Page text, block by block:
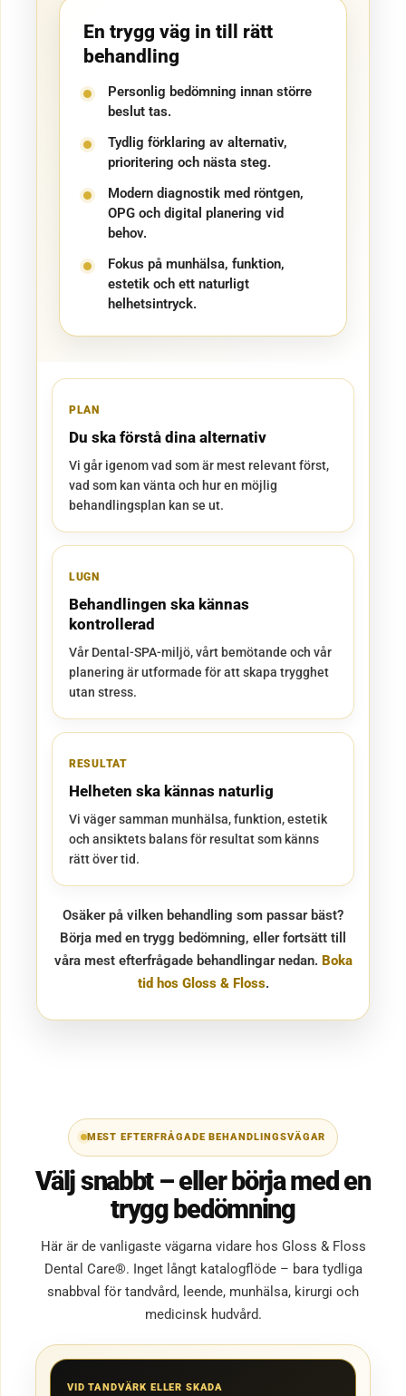
En trygg väg in till rätt
behandling
Personlig bedömning innan större
beslut tas.
Tydlig förklaring av alternativ,
prioritering och nästa steg.
Modern diagnostik med röntgen,
OPG och digital planering vid
behov.
Fokus på munhälsa, funktion,
estetik och ett naturligt
helhetsintryck.
PLAN
Du ska förstå dina alternativ
Vi går igenom vad som är mest relevant först,
vad som kan vänta och hur en möjlig
behandlingsplan kan se ut.
LUGN
Behandlingen ska kännas
kontrollerad
Vår Dental-SPA-miljö, vårt bemötande och vår
planering är utformade för att skapa trygghet
utan stress.
RESULTAT
Helheten ska kännas naturlig
Vi väger samman munhälsa, funktion, estetik
och ansiktets balans för resultat som känns
rätt över tid.
Osäker på vilken behandling som passar bäst?
Börja med en trygg bedömning, eller fortsätt till
våra mest efterfrågade behandlingar nedan. Boka
tid hos Gloss & Floss.
MEST EFTERFRÅGADE BEHANDLINGSVÄGAR
Välj snabbt – eller börja med en
trygg bedömning
Här är de vanligaste vägarna vidare hos Gloss & Floss
Dental Care®. Inget långt katalogflöde – bara tydliga
snabbval för tandvård, leende, munhälsa, kirurgi och
medicinsk hudvård.
VID TANDVÄRK ELLER SKADA